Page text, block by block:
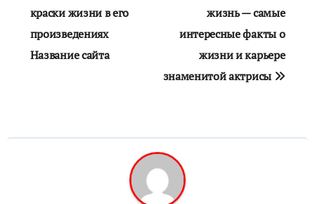
краски жизни в его
произведениях
Название сайта
жизнь — самые
интересные факты о
жизни и карьере
знаменитой актрисы